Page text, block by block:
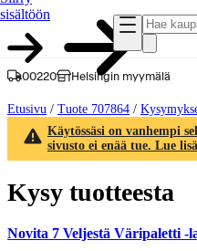
sisältöön
00220 Helsingin myymälä
Etusivu / Tuote 707864 /
Käytössäsi on vanhempi
sivusto ei enää tue. Lue
Kysy tuotteesta
Novita 7 Veljestä Väripaletti -